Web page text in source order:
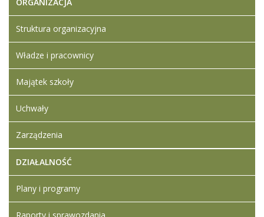
Struktura organizacyjna
Władze i pracownicy
Majątek szkoły
Uchwały
Zarządzenia
DZIAŁALNOŚĆ
Plany i programy